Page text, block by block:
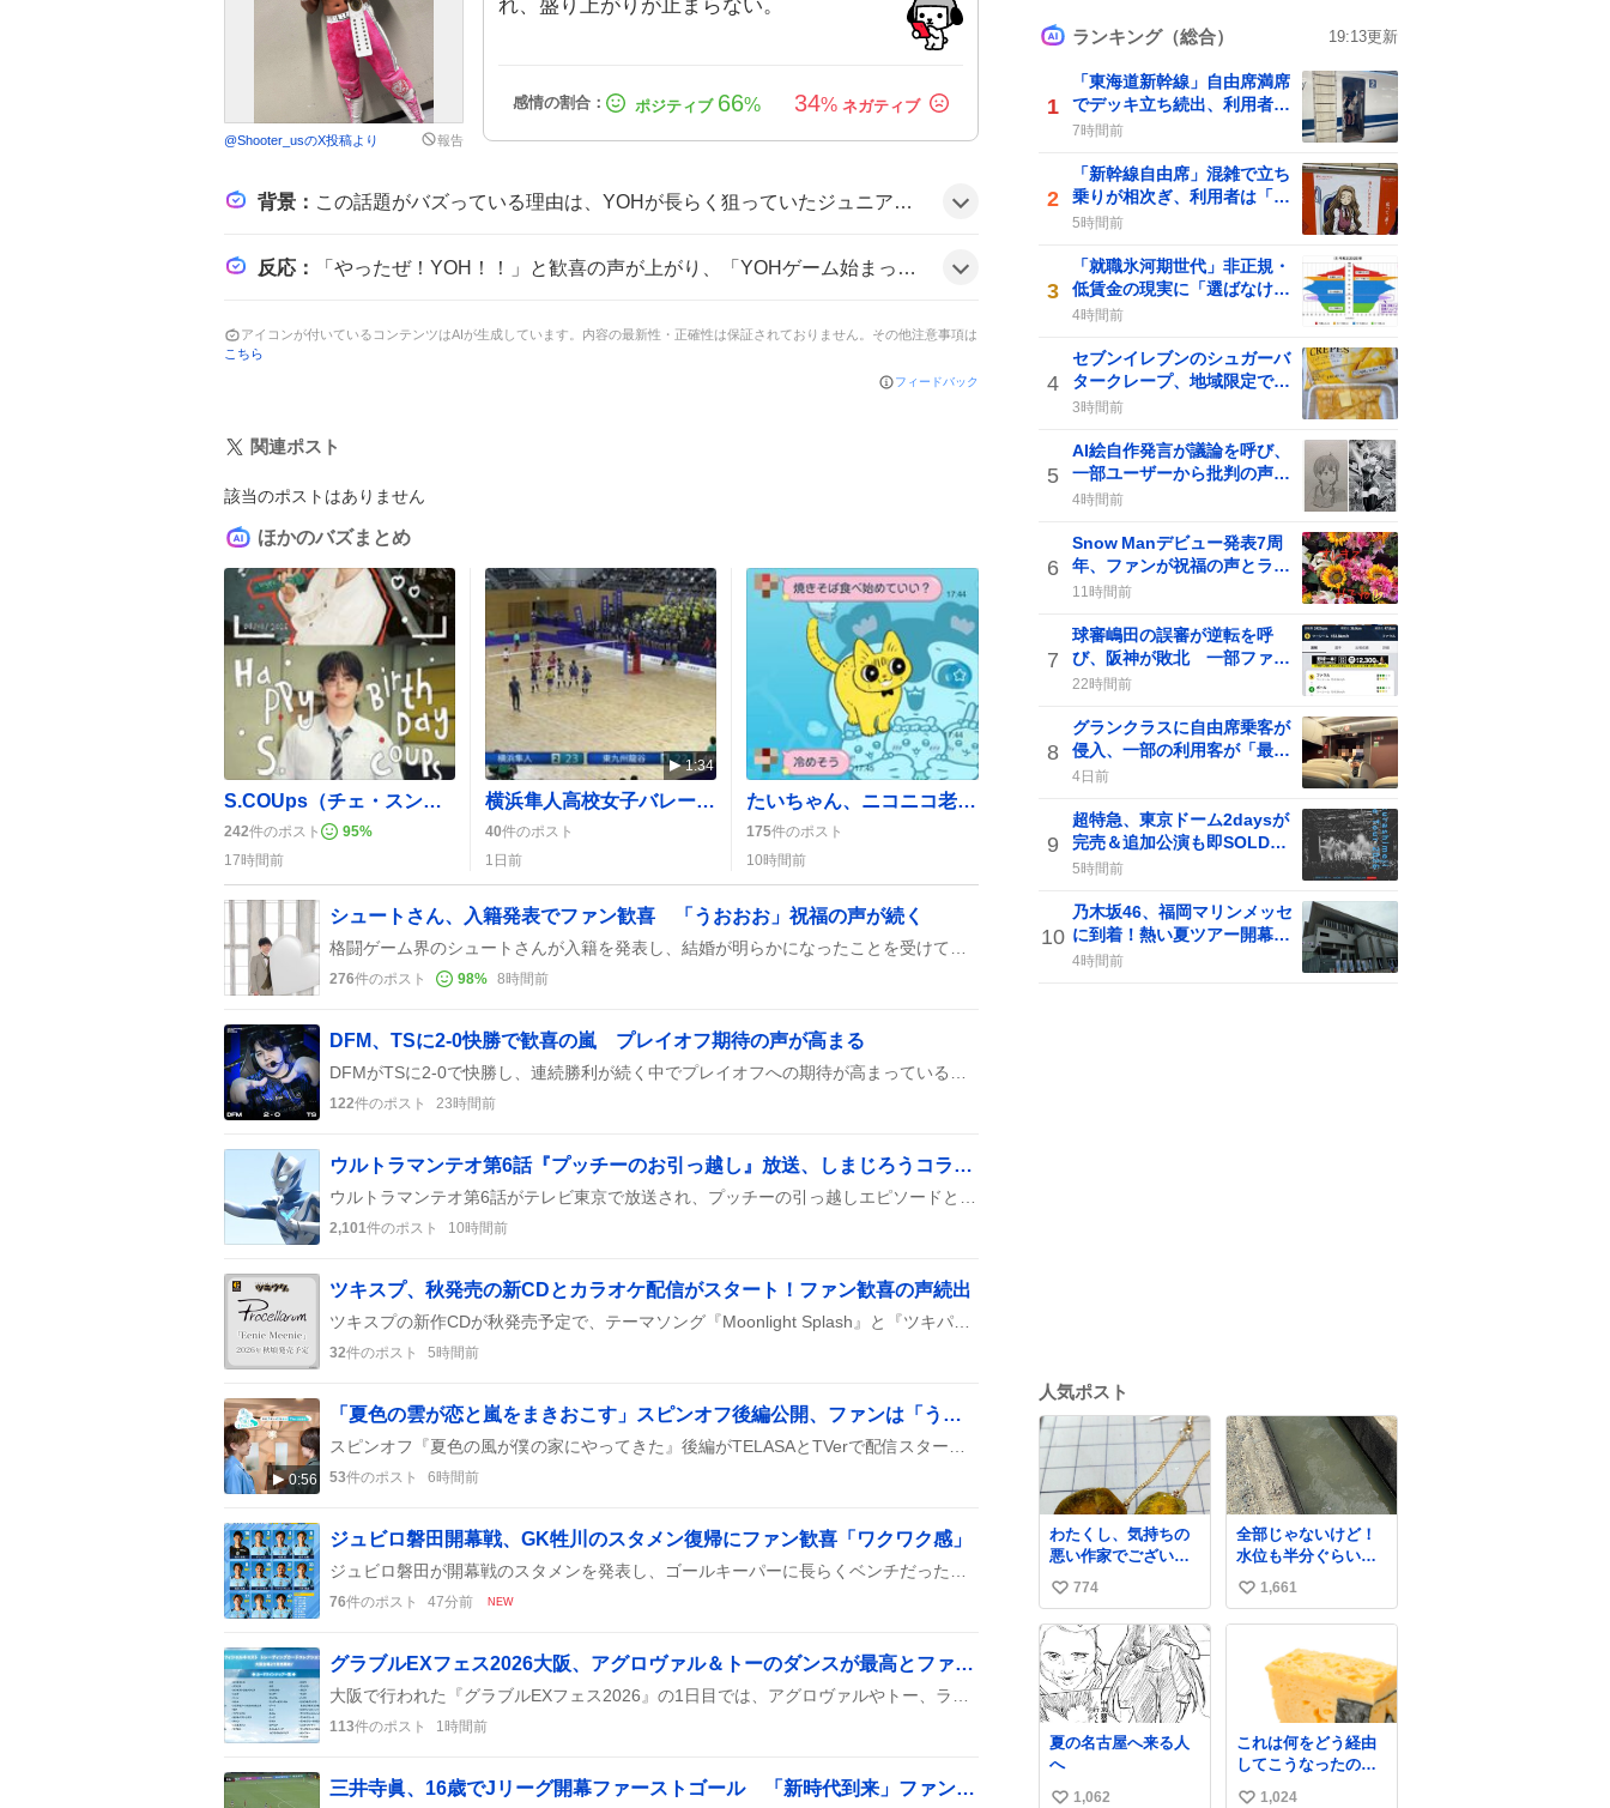
@Shooter_usのX投稿より 報告
れ、盛り上がりが止まらない。
66% 34%
背景 ： この話題がバズっている理由は、YOHが長らく狙っていたジュニアヘビー級王座をついに奪取したことと、同時に話題になっている「YOHゲーム」への期待感が重なったためだ。多くのファンが祝福と興奮を共有している可能性がある。
反応 ： 「やったぜ！YOH！！」と歓喜の声が上がり、「YOHゲーム始まって草」と笑いながら期待を表す投稿も多数。「YOHくんベルト戴冠おめでとう✨」と祝福のコメントが続き、全体的にテンションが上がっている雰囲気だ。
アイコンが付いているコンテンツはAIが生成しています。内容の最新性・正確性は保証されておりません。その他注意事項は
こちら
フィードバック
関連ポスト
該当のポストはありません
ほかのバズまとめ
S.COUps（チェ・スンチョル）誕生日にファンが“ずっと幸せでありますように”と祝福の嵐
242件のポスト 95%
17時間前
1:34
横浜隼人高校女子バレー、初優勝で歓喜の嵐「すごい決勝だった」
40件のポスト
1日前
たいちゃん、ニコニコ老人会RUSTで号泣 予想外の様子にファン驚き
175件のポスト
10時間前
シュートさん、入籍発表でファン歓喜 「うおおお」祝福の声が続く
格闘ゲーム界のシュートさんが入籍を発表し、結婚が明らかになったことを受けて、Twitterでファンが「うおおお」や「おめでとう」などの祝福メッセージを次々に投稿し、盛り上がりを見せている。
276件のポスト 98% 8時間前
DFM、TSに2-0快勝で歓喜の嵐 プレイオフ期待の声が高まる
DFMがTSに2-0で快勝し、連続勝利が続く中でプレイオフへの期待が高まっている。次はPRXがVLに勝てばDFMのプレイオフ直通が決まるらしい。
122件のポスト 23時間前
ウルトラマンテオ第6話『プッチーのお引っ越し』放送、しまじろうコラボにファン歓喜
ウルトラマンテオ第6話がテレビ東京で放送され、プッチーの引っ越しエピソードとしまじろうとのコラボが披露され、新怪獣バルミリオスが登場した。リアタイ視聴や見逃し配信が始まり、ファンは笑いながら感想をシェアし、キャラの優しさやユーモアが好評だった。
2,101件のポスト 10時間前
ツキスプ、秋発売の新CDとカラオケ配信がスタート！ファン歓喜の声続出
ツキスプの新作CDが秋発売予定で、テーマソング『Moonlight Splash』と『ツキパーリーナイト』がJOYSOUNDでカラオケ配信開始されたとユーザーが報告している。
32件のポスト 5時間前
0:56
「夏色の雲が恋と嵐をまきおこす」スピンオフ後編公開、ファンは「うれしい」「ドキドキ」感情爆発
スピンオフ『夏色の風が僕の家にやってきた』後編がTELASAとTVerで配信スタートし、蒼汰や夏輝の新展開がファンの間で大盛り上がり。ハグシーンやロック登場が特にウケて、次回への期待が高まっているみたいです。
53件のポスト 6時間前
ジュビロ磐田開幕戦、GK牲川のスタメン復帰にファン歓喜「ワクワク感」
ジュビロ磐田が開幕戦のスタメンを発表し、ゴールキーパーに長らくベンチだった牲川が先発として登場した。復帰が話題になっている。
76件のポスト 47分前 NEW
グラブルEXフェス2026大阪、アグロヴァル＆トーのダンスが最高とファン熱狂
大阪で行われた『グラブルEXフェス2026』の1日目では、アグロヴァルやトー、ラモラックがステージに登場し、ダンスやキャラソンを披露した。来場者はその様子を撮影し、SNSに「最高」や「美しい」などの感想を投稿している。
113件のポスト 1時間前
三井寺眞、16歳でJリーグ開幕ファーストゴール 「新時代到来」ファン歓喜
ランキング（総合） 19:13更新
1
「東海道新幹線」自由席満席
でデッキ立ち続出、利用者は
「座れない」など不満
7時間前
2
「新幹線自由席」混雑で立ち
乗りが相次ぎ、利用者は「過
密状態」に驚き
5時間前
3
「就職氷河期世代」非正規・
低賃金の現実に「選ばなけれ
ば仕事はある」声が拡散
4時間前
4
セブンイレブンのシュガーバ
タークレープ、地域限定で入
手困難に「食べたかった…」
3時間前
5
AI絵自作発言が議論を呼び、
一部ユーザーから批判の声が
上がる
4時間前
6
Snow Manデビュー発表7周
年、ファンが祝福の声とライ
ブ配信で盛り上がる
11時間前
7
球審嶋田の誤審が逆転を呼
び、阪神が敗北 一部ファン
からは批判の声も
22時間前
8
グランクラスに自由席乗客が
侵入、一部の利用客が「最
悪」や「不快」感をツイート
4日前
9
超特急、東京ドーム2daysが
完売＆追加公演も即SOLD
OUTに「おめでとう」歓喜の
5時間前
10
乃木坂46、福岡マリンメッセ
に到着！熱い夏ツアー開幕に
ファン歓喜の声
4時間前
人気ポスト
わたくし、気持ちの
悪い作家でございま
す。 昨日産出しまし
た胆石をピアスにし
ました。 とても希少
な石です。 割ってみ
たらなかなか綺麗で
した。 次回の外来は
これ付けて行きま
い
い
ね
数
774
全部じゃないけど！
水位も半分ぐらいだ
けど！水が来はじめ
たよ！！！ 作業して
くれた方々ありがと
ー！！！！！！！！
！！！！！！！！！
！！！！！！！！！
い
い
1,661
夏の名古屋へ来る人
へ
1,062
これは何をどう経由
してこうなったのか
全くわからない構造
1,024